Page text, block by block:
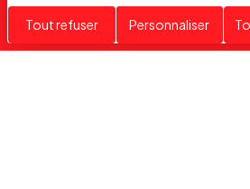
Recherche
CLEFS
EN MAIN
Tout refuser Personnaliser